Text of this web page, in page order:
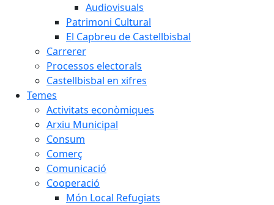
Audiovisuals
Patrimoni Cultural
El Capbreu de Castellbisbal
Carrerer
Processos electorals
Castellbisbal en xifres
Temes
Activitats econòmiques
Arxiu Municipal
Consum
Comerç
Comunicació
Cooperació
Món Local Refugiats